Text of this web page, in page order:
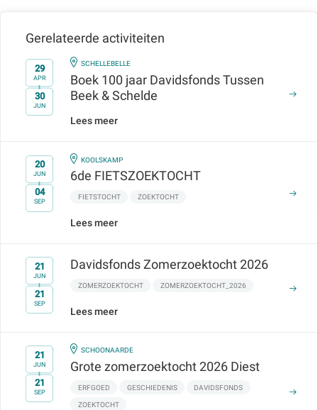
Gerelateerde activiteiten
29
APR
t/m
30
JUN
IN
SCHELLEBELLE
Boek 100 jaar Davidsfonds Tussen
Beek & Schelde
Lees meer
20
JUN
t/m
04
SEP
IN
KOOLSKAMP
6de FIETSZOEKTOCHT
FIETSTOCHT ZOEKTOCHT
Lees meer
21
JUN
t/m
21
SEP
Davidsfonds Zomerzoektocht 2026
ZOMERZOEKTOCHT ZOMERZOEKTOCHT_2026
Lees meer
21
JUN
t/m
21
SEP
IN
SCHOONAARDE
Grote zomerzoektocht 2026 Diest
ERFGOED GESCHIEDENIS DAVIDSFONDS
ZOEKTOCHT